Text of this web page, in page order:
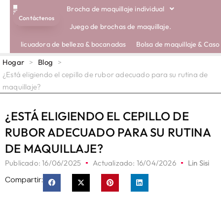
Contáctenos
Brocha de maquillaje individual
Juego de brochas de maquillaje.
licuadora de belleza & bocanadas
Bolsa de maquillaje & Caso
Hogar > Blog
>
¿Está eligiendo el cepillo de rubor adecuado para su rutina de
maquillaje?
¿ESTÁ ELIGIENDO EL CEPILLO DE
RUBOR ADECUADO PARA SU RUTINA
DE MAQUILLAJE?
Publicado:16/06/2025 Actualizado: 16/04/2026 Lin Sisi
Compartir: